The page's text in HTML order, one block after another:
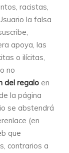
racistas,
la falsa
apoya, las
o ilícitas,
no
del regalo en
la página
se abstendrá
(en
que
contrarios a